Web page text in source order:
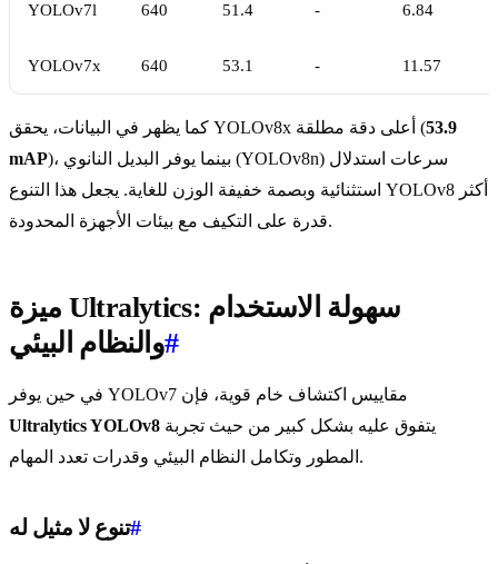
YOLOv7l 640 51.4 - 6.84
YOLOv7x 640 53.1 - 11.57
كما يظهر في البيانات، يحقق YOLOv8x أعلى دقة مطلقة (53.9
mAP)، بينما يوفر البديل النانوي (YOLOv8n) سرعات استدلال
استثنائية وبصمة خفيفة الوزن للغاية. يجعل هذا التنوع YOLOv8 أكثر
قدرة على التكيف مع بيئات الأجهزة المحدودة.
ميزة Ultralytics: سهولة الاستخدام
والنظام البيئي#
في حين يوفر YOLOv7 مقاييس اكتشاف خام قوية، فإن
Ultralytics YOLOv8
المطور وتكامل النظام البيئي وقدرات تعدد المهام.
تنوع لا مثيل له#